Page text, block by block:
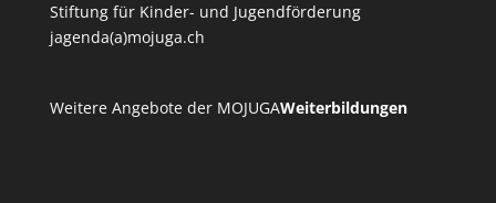
Stiftung für Kinder- und Jugendförderung
jagenda(a)mojuga.ch
Weitere Angebote der MOJUGAWeiterbildungen